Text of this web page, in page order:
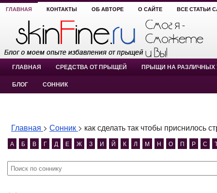
ГЛАВНАЯ КОНТАКТЫ ОБ АВТОРЕ О САЙТЕ ВСЕ СТАТЬИ
ГЛАВНАЯ СРЕДСТВА ОТ ПРЫЩЕЙ ПРЫЩИ НА РАЗЛИЧНЫХ
БЛОГ СОННИК
Главная > Сонник > как сделать так чтобы приснилось
А Б В Г Д Е Ж З И Й К Л М Н О П Р С